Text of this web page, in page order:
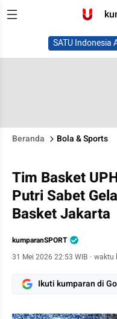
SATU Indonesia
Beranda Bola & Sports
Tim Basket
Putri Sabet
Basket Jakarta
kumparanSPORT
31 Mei 2026 22:53 WIB · waktu
Ikuti kumparan di